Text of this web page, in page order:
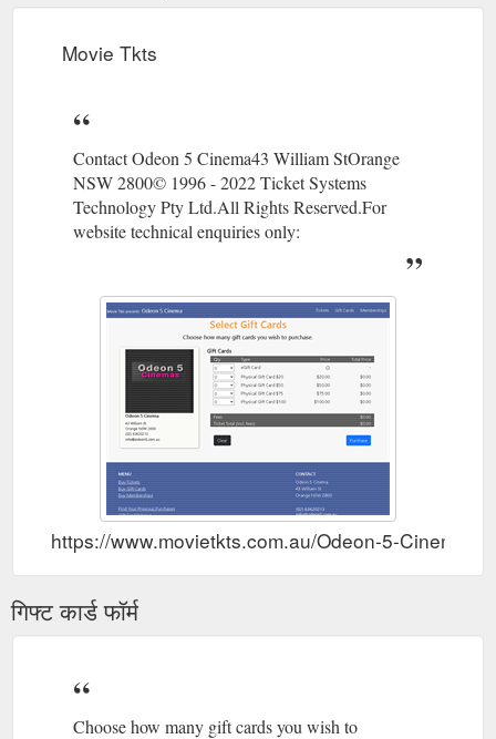
Movie Tkts
Contact Odeon 5 Cinema43 William StOrange
NSW 2800© 1996 - 2022 Ticket Systems
Technology Pty Ltd.All Rights Reserved.For
website technical enquiries only:
https://www.movietkts.com.au/Odeon-5-Cinema/
गिफ्ट कार्ड फॉर्म
Choose how many gift cards you wish to